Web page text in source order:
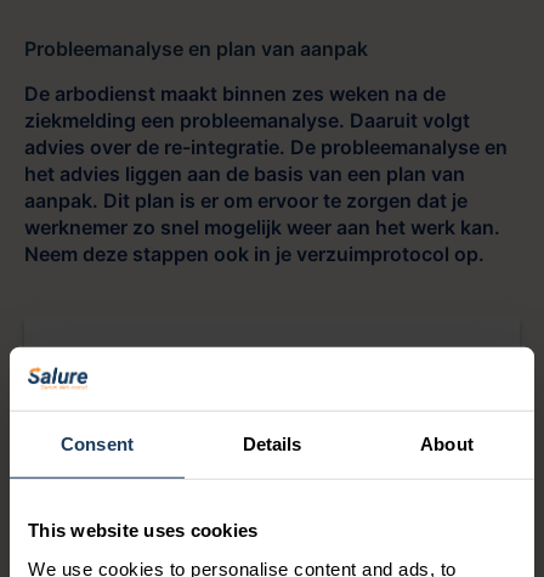
Consent Details About
This website uses cookies
We use cookies to personalise content and ads, to
Probleemanalyse en plan van aanpak
De arbodienst maakt binnen zes weken na de
ziekmelding een probleemanalyse. Daaruit volgt
advies over de re-integratie. De probleemanalyse en
het advies liggen aan de basis van een plan van
aanpak. Dit plan is er om ervoor te zorgen dat je
werknemer zo snel mogelijk weer aan het werk kan.
Neem deze stappen ook in je verzuimprotocol op.
Word gratis lid van onze
community!
Blijf op de hoogte van het laatste HR- en Payroll-
nieuws, handige AFAS-tips en onze webinars.